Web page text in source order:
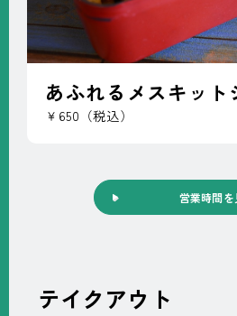
あふれるメスキット
￥650（税込）
営業時間を
テイクアウト